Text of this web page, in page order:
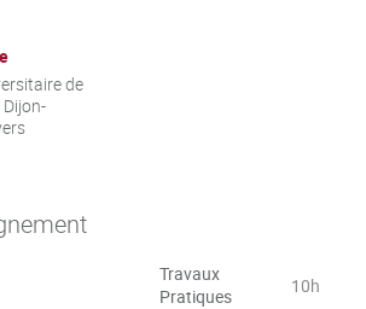
de
Travaux
Pratiques
10h